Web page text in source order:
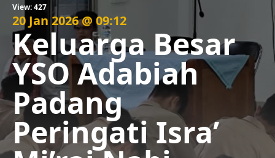
View: 427
20 Jan 2026 @ 09:12
Keluarga Besar
YSO Adabiah
Padang
Peringati Isra’